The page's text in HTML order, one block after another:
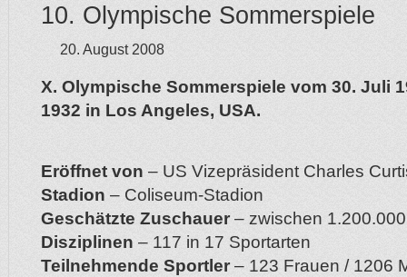
10. Olympische Sommerspiele
20. August 2008
X. Olympische Sommerspiele vom 30. Juli
1932 in Los Angeles, USA.
Eröffnet von – US Vizepräsident Charles
Stadion – Coliseum-Stadion
Geschätzte Zuschauer– zwischen
Disziplinen – 117 in 17 Sportarten
Teilnehmende Sportler– 123 Frauen / 1206